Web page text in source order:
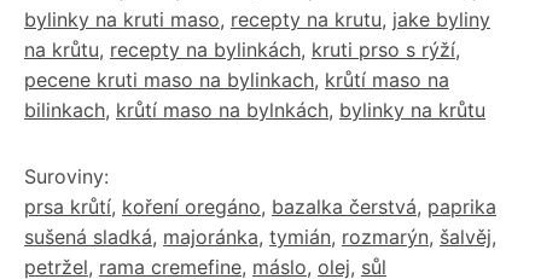
bylinky na kruti maso, recepty na krutu, jake byliny
na krůtu, recepty na bylinkách, kruti prso s rýží,
pecene kruti maso na bylinkach, krůtí maso na
bilinkach, krůtí maso na bylnkách, bylinky na krůtu
Suroviny:
prsa krůtí, koření oregáno, bazalka čerstvá, paprika
sušená sladká, majoránka, tymián, rozmarýn, šalvěj,
petržel, rama cremefine, máslo, olej, sůl